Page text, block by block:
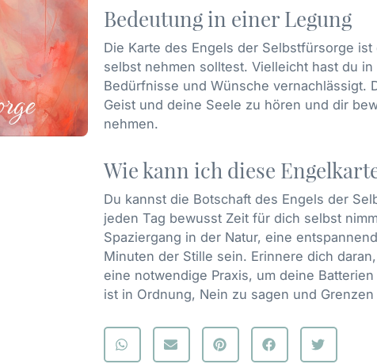
Bedeutung in einer Legung
Die Karte des Engels der Selbstfürsorge
selbst nehmen solltest. Vielleicht hast du
Bedürfnisse und Wünsche vernachlässigt.
Geist und deine Seele zu hören und dir
nehmen.
Wie kann ich diese
Du kannst die Botschaft des Engels der
jeden Tag bewusst Zeit für dich selbst
Spaziergang in der Natur, eine
Minuten der Stille sein. Erinnere dich
eine notwendige Praxis, um deine
ist in Ordnung, Nein zu sagen und